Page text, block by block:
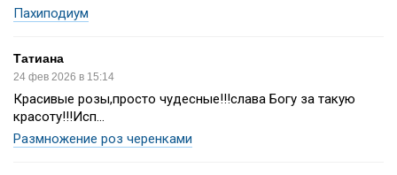
Пахиподиум
Татиана
24 фев 2026 в 15:14
Красивые розы,просто чудесные!!!слава Богу за такую
красоту!!!Исп...
Размножение роз черенками